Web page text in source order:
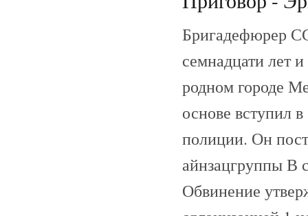
Бригадефюрер
семнадцати лет
родном городе
основе вступил
полиции. Он
айнзацгруппы В
Обвинение